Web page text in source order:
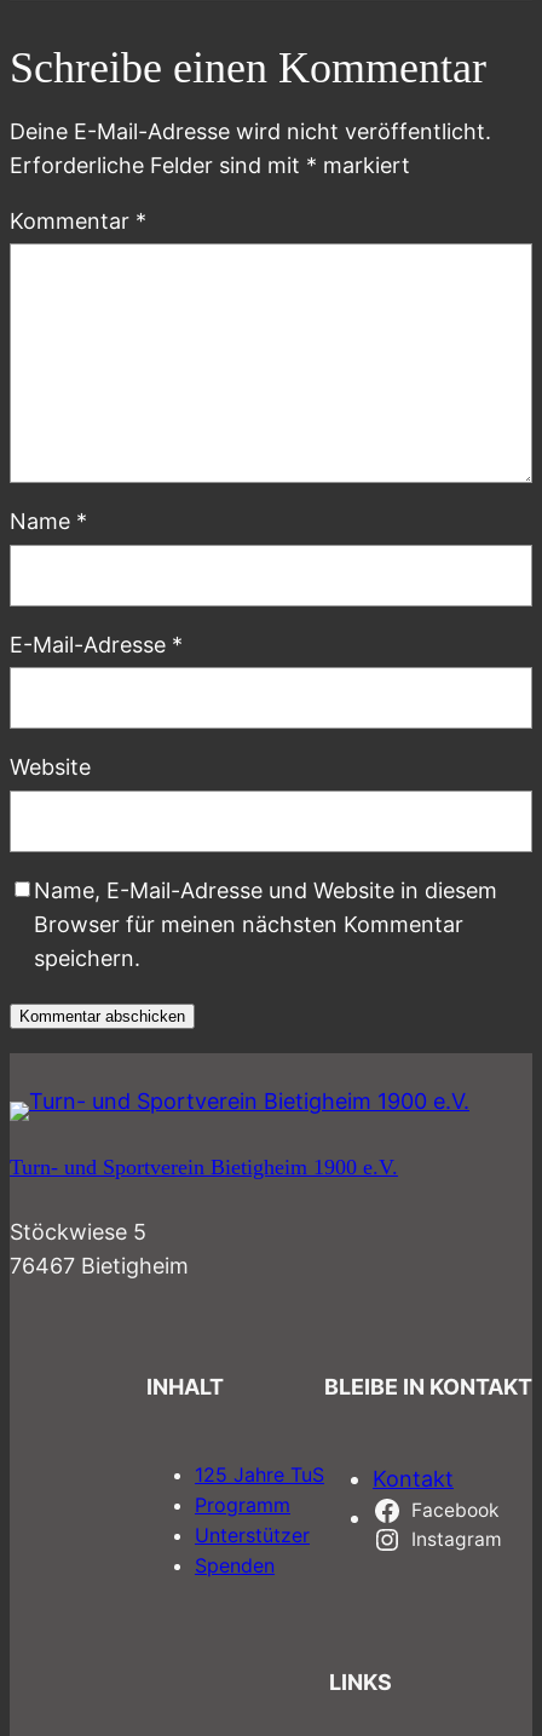
Schreibe einen Kommentar
Deine E-Mail-Adresse wird nicht veröffentlicht.
Erforderliche Felder sind mit * markiert
Kommentar *
Name *
E-Mail-Adresse *
Website
Name, E-Mail-Adresse und Website in diesem
Browser für meinen nächsten Kommentar
speichern.
Turn- und Sportverein Bietigheim 1900 e.V.
Stöckwiese 5
76467 Bietigheim
INHALT
125 Jahre TuS
Programm
Unterstützer
Spenden
BLEIBE IN KONTAKT
Kontakt
Facebook
Instagram
LINKS